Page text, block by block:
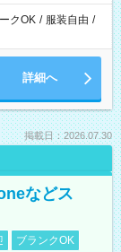
クOK / 服装自由 /
詳細へ
掲載日：2026.07.30
などス
ブランクOK